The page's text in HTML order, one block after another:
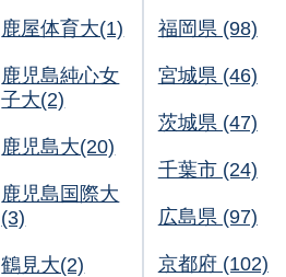
鹿屋体育大(1)
鹿児島純心女
子大(2)
鹿児島大(20)
鹿児島国際大
(3)
鶴見大(2)
福岡県 (98)
宮城県 (46)
茨城県 (47)
千葉市 (24)
広島県 (97)
京都府 (102)